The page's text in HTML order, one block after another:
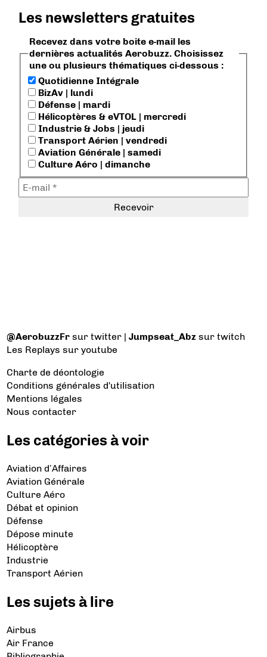
Les newsletters gratuites
Recevez dans votre boite e-mail les
dernières actualités Aerobuzz. Choisissez
une ou plusieurs thématiques ci-dessous :
Quotidienne Intégrale
BizAv | lundi
Défense | mardi
Hélicoptères & eVTOL | mercredi
Industrie & Jobs | jeudi
Transport Aérien | vendredi
Aviation Générale | samedi
Culture Aéro | dimanche
@AerobuzzFr sur twitter |Jumpseat_Abz sur twitch
Les Replays sur youtube
Charte de déontologie
Conditions générales d'utilisation
Mentions légales
Nous contacter
Les catégories à voir
Aviation d’Affaires
Aviation Générale
Culture Aéro
Débat et opinion
Défense
Dépose minute
Hélicoptère
Industrie
Transport Aérien
Les sujets à lire
Airbus
Air France